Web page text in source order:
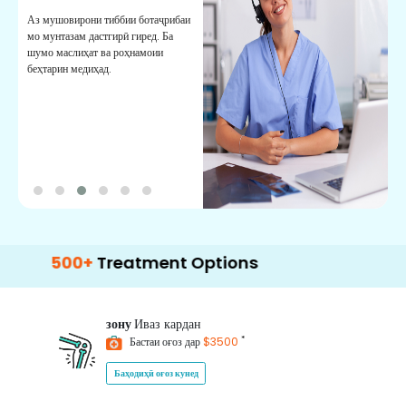
Аз мушовирони тиббии ботаҷрибаи
мо мунтазам дастгирӣ гиред. Ба
шумо маслиҳат ва роҳнамоии
беҳтарин медиҳад.
Treatment Options
зонуИваз кардан
Бастаи оғоз дар$3500 *
Баҳодиҳӣ оғоз кунед